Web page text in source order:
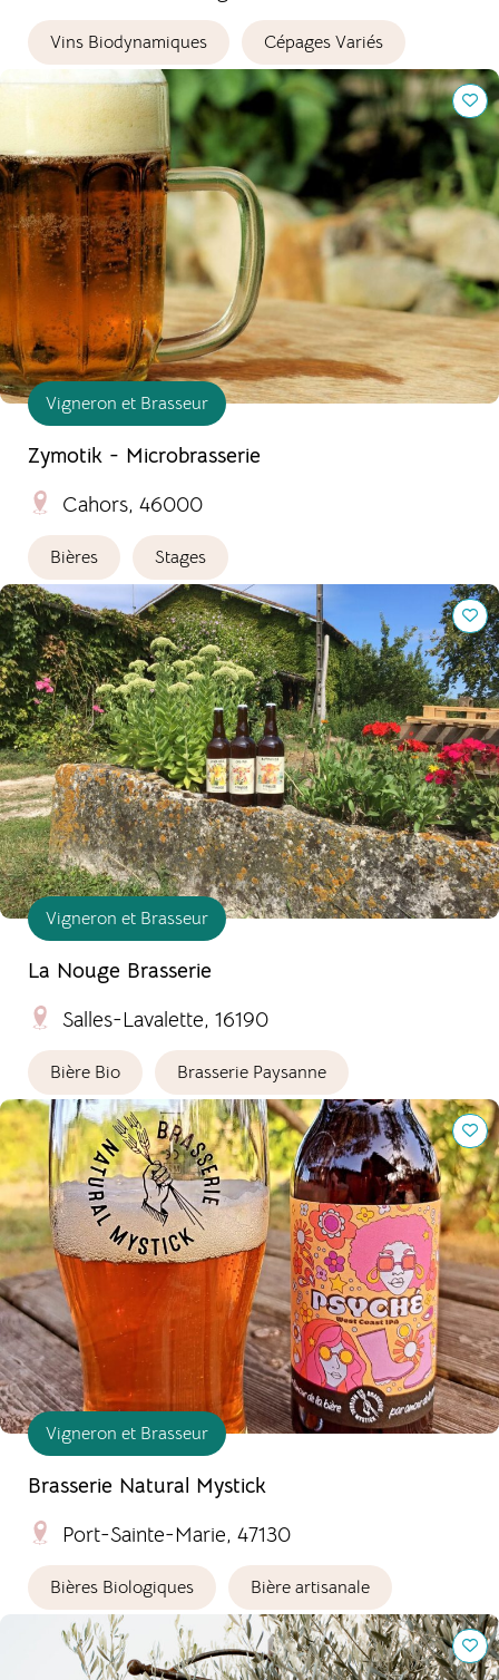
Vins Biodynamiques Cépages Variés
Vigneron et Brasseur
Zymotik - Microbrasserie
Cahors, 46000
Bières Stages
Zymotik - Microbrasserie
Vigneron et Brasseur
La Nouge Brasserie
Salles-Lavalette, 16190
Bière Bio Brasserie Paysanne
La Nouge Brasserie
Vigneron et Brasseur
Brasserie Natural Mystick
Port-Sainte-Marie, 47130
Bières Biologiques Bière artisanale
Brasserie Natural Mystick
Domaine Fortuné